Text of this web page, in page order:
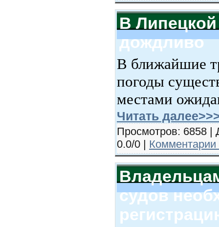
В Липецкой
дождливо
В ближайшие
погоды
местами
Читать
Просмотров: 6858 |
0.0/0 | Комментарии
судов